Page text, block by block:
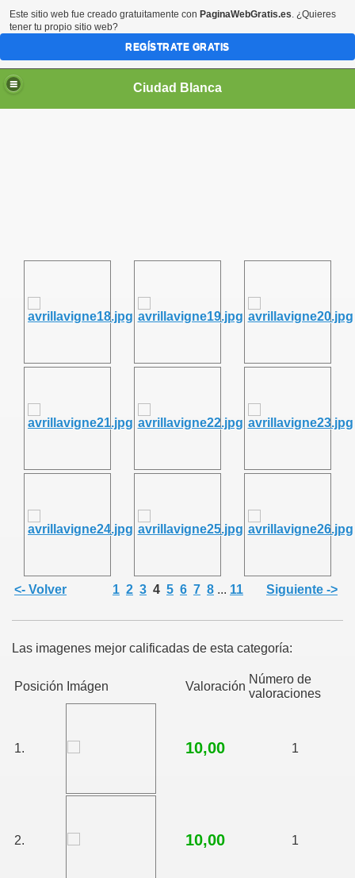
Ciudad Blanca
<- Volver 1 2 3 4 5 6 7 8 ... 11 Siguiente ->
Las imagenes mejor calificadas de esta categoría:
Posición Imágen Valoración
Número de
valoraciones
1. 10,00 1
2. 10,00 1
Este sitio web fue creado gratuitamente con PaginaWebGratis.es. ¿Quieres
tener tu propio sitio web?
REGÍSTRATE GRATIS